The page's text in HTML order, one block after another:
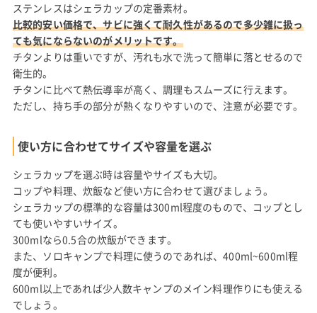
ステンレスはシェラカップの定番素材。
比較的安い価格で、サビに強くて耐久性があるので多少雑に扱っ
ても気にならないのがメリットです。
チタンよりは重いですが、汚れも水で洗って簡単に落とせるので
衛生的。
チタンに比べて熱伝導率が高く、調理もスムーズに行えます。
ただし、持ち手の部分が熱くなりやすいので、注意が必要です。
使い方に合わせてサイズや容量を選ぶ
シェラカップを選ぶ時は容量やサイズも大切。
コップや料理、炊飯など使い方に合わせて選びましょう。
シェラカップの標準的な容量は300ml程度のもので、コップとし
ても使いやすいサイズ。
300mlなら0.5合の炊飯ができます。
また、ソロキャンプで料理に使うのであれば、400ml~600ml程
度が便利。
600ml以上であれば少人数キャンプのメイン料理作りにも使える
でしょう。